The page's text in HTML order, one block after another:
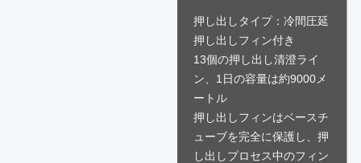
押し出しタイプ：冷間圧延
押し出しフィン付き
13個の押し出し清澄ライ
ン、1日の容量は約9000メ
ートル
押し出しフィンはベースチ
ューブを完全に保護し、押
し出しプロセス中のフィン